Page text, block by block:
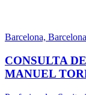
Barcelona, Barcelona
CONSULTA
MANUEL